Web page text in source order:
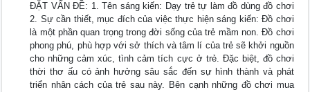
ĐẶT VẤN ĐỀ: 1. Tên sáng kiến: Dạy trẻ tự làm đồ dùng đồ chơi
2. Sự cần thiết, mục đích của việc thực hiện sáng kiến: Đồ chơi
là một phần quan trọng trong đời sống của trẻ mầm non. Đồ chơi
phong phú, phù hợp với sở thích và tâm lí của trẻ sẽ khởi nguồn
cho những cảm xúc, tình cảm tích cực ở trẻ. Đặc biệt, đồ chơi
thời thơ ấu có ảnh hưởng sâu sắc đến sự hình thành và phát
triển nhân cách của trẻ sau này. Bên cạnh những đồ chơi mua